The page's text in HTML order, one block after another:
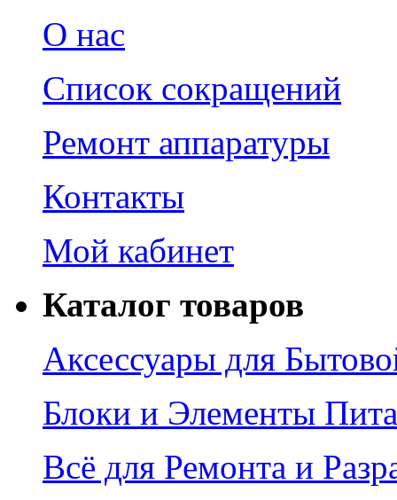
О нас
Список сокращений
Ремонт аппаратуры
Контакты
Мой кабинет
Каталог товаров
Аксессуары для
Блоки и Элементы
Всё для Ремонта и